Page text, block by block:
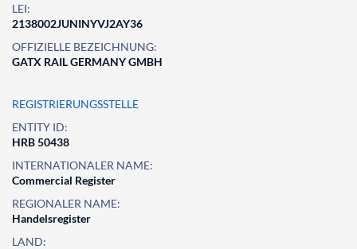
LEI:
2138002JUNINYVJ2AY36
OFFIZIELLE BEZEICHNUNG:
GATX RAIL GERMANY GMBH
REGISTRIERUNGSSTELLE
ENTITY ID:
HRB 50438
INTERNATIONALER NAME:
Commercial Register
REGIONALER NAME:
Handelsregister
LAND: